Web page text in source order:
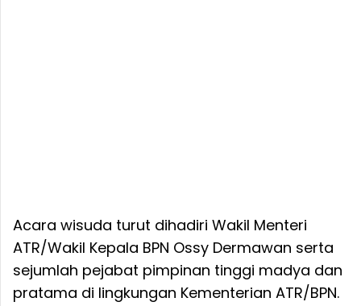
Acara wisuda turut dihadiri Wakil Menteri
ATR/Wakil Kepala BPN Ossy Dermawan serta
sejumlah pejabat pimpinan tinggi madya dan
pratama di lingkungan Kementerian ATR/BPN.